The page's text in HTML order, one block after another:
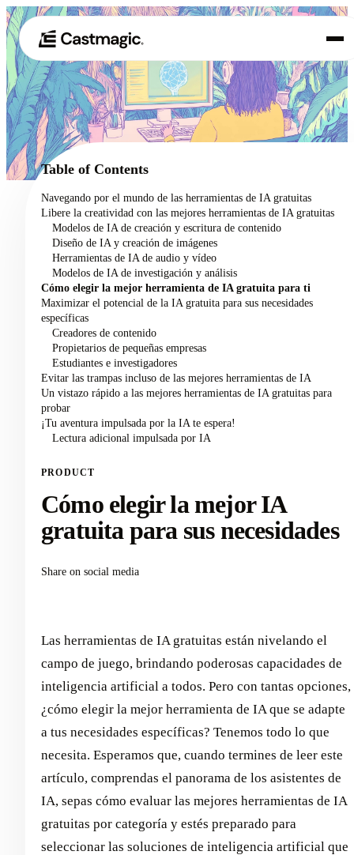
01 Producto
02 Casos de uso
Precios
Acerca de nosotros
Table of Contents
Navegando por el mundo de las herramientas de IA gratuitas
Libere la creatividad con las mejores herramientas de IA gratuitas
Modelos de IA de creación y escritura de contenido
Diseño de IA y creación de imágenes
Herramientas de IA de audio y vídeo
Modelos de IA de investigación y análisis
Cómo elegir la mejor herramienta de IA gratuita para ti
Maximizar el potencial de la IA gratuita para sus necesidades
específicas
Creadores de contenido
Propietarios de pequeñas empresas
Estudiantes e investigadores
Evitar las trampas incluso de las mejores herramientas de IA
Un vistazo rápido a las mejores herramientas de IA gratuitas para
probar
¡Tu aventura impulsada por la IA te espera!
Lectura adicional impulsada por IA
PRODUCT
Cómo elegir la mejor IA
gratuita para sus necesidades
Share on social media
Las herramientas de IA gratuitas están nivelando el
campo de juego, brindando poderosas capacidades de
inteligencia artificial a todos. Pero con tantas opciones,
¿cómo elegir la mejor herramienta de IA que se adapte
a tus necesidades específicas? Tenemos todo lo que
necesita. Esperamos que, cuando termines de leer este
artículo, comprendas el panorama de los asistentes de
IA, sepas cómo evaluar las mejores herramientas de IA
gratuitas por categoría y estés preparado para
seleccionar las soluciones de inteligencia artificial que